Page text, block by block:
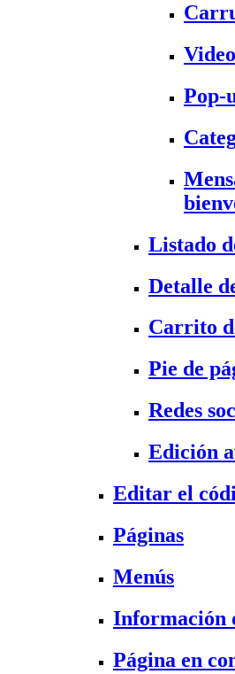
Video
Pop-
Listado
Detalle
Carrito
Pie de
Redes
Edición
Editar el
Páginas
Menús
Información
Página en